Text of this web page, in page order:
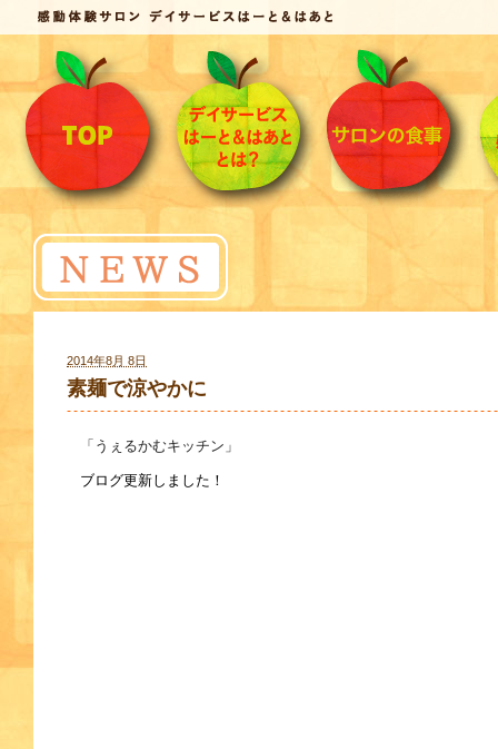
素麺で涼やかに
2014年8月 8日
「うぇるかむキッチン」
ブログ更新しました！